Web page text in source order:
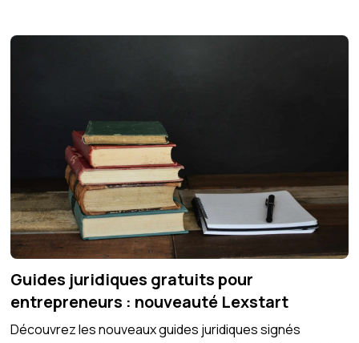
Guides juridiques gratuits pour
entrepreneurs : nouveauté Lexstart
Découvrez les nouveaux guides juridiques signés